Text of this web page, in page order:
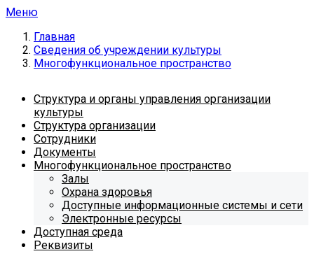
Меню
Главная
Сведения об учреждении культуры
Многофункциональное пространство
Структура и органы управления организации
культуры
Структура организации
Сотрудники
Документы
Многофункциональное пространство
Залы
Охрана здоровья
Доступные информационные системы и сети
Электронные ресурсы
Доступная среда
Реквизиты